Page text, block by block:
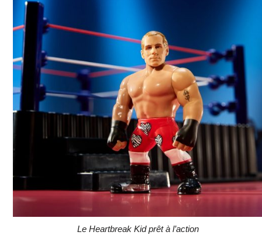
Le Heartbreak Kid prêt à l’action